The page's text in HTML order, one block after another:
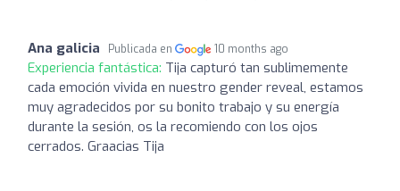
Ana galicia Publicada en 10 months ago
Experiencia fantástica: Tija capturó tan sublimemente
cada emoción vivida en nuestro gender reveal, estamos
muy agradecidos por su bonito trabajo y su energía
durante la sesión, os la recomiendo con los ojos
cerrados. Graacias Tija